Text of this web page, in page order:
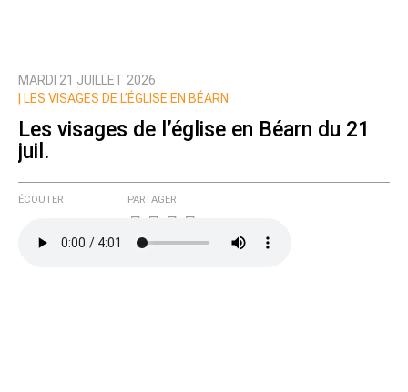
Prévenez-moi de tous les nouveaux commentaires
MARDI 21 JUILLET 2026
LES VISAGES DE L’ÉGLISE EN BÉARN
Les visages de l’église en Béarn du 21
juil.
ÉCOUTER PARTAGER